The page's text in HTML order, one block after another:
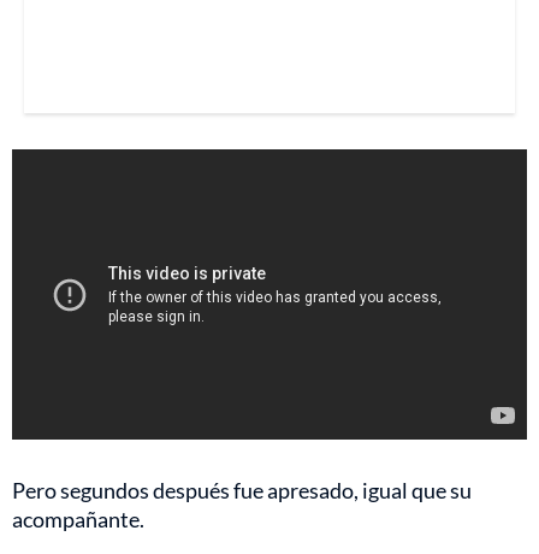
Pero segundos después fue apresado, igual que su
acompañante.